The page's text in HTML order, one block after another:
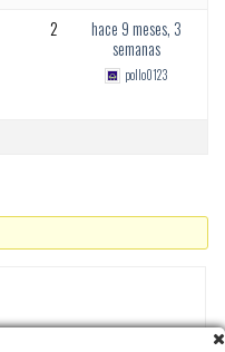
2
hace 9 meses, 3
semanas
pollo0123